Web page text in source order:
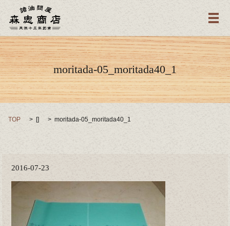
メ
moritada-05_moritada40_1
TOP [] moritada-05_moritada40_1
2016-07-23